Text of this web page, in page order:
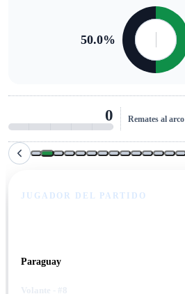
JUGADOR DEL PARTIDO
Paraguay
Volante - #8
50.0%
0 Remates al arco